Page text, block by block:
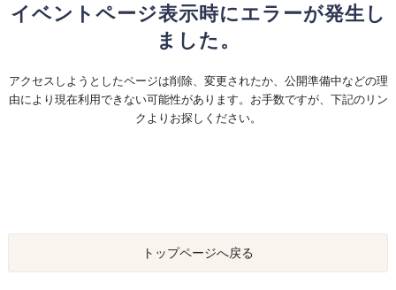
イベントページ表示時にエラーが発生し
ました。
アクセスしようとしたページは削除、変更されたか、公開準備中などの理
由により現在利用できない可能性があります。お手数ですが、下記のリン
クよりお探しください。
トップページへ戻る